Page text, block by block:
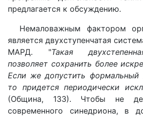
предлагается к обсуждению.
Немаловажным фактором
является двухступенчатая
МАРД. "Такая
позволяет сохранить более
Если же допустить
то придется периодически
(Община, 133). Чтобы не
современного синедриона, в